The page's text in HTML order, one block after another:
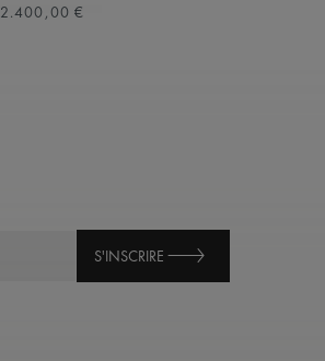
2.400,00 €
S'INSCRIRE